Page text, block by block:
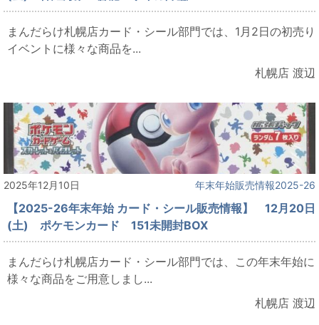
まんだらけ札幌店カード・シール部門では、1月2日の初売り
イベントに様々な商品を...
札幌店 渡辺
2025年12月10日 年末年始販売情報2025-26
【2025-26年末年始 カード・シール販売情報】 12月20日
(土) ポケモンカード 151未開封BOX
まんだらけ札幌店カード・シール部門では、この年末年始に
様々な商品をご用意しまし...
札幌店 渡辺